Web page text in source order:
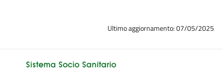
Ultimo aggiornamento: 07/05/2025